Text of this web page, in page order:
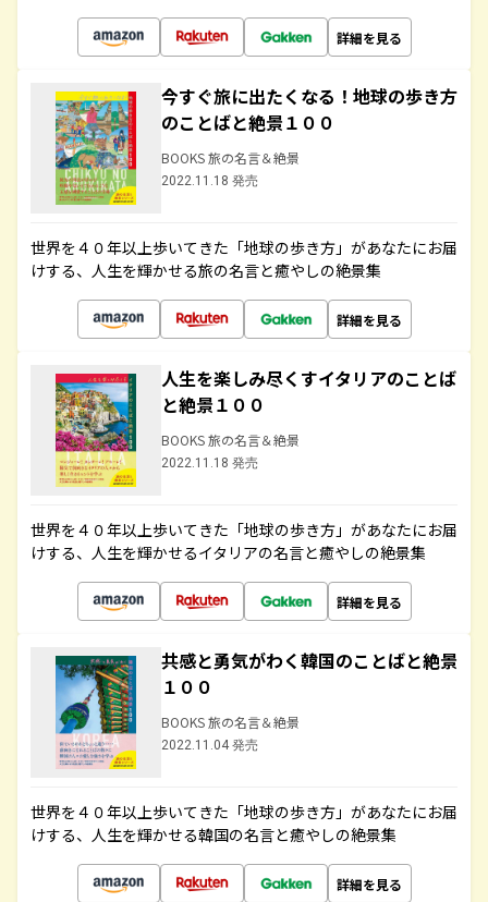
詳細を見る
今すぐ旅に出たくなる！地球の歩き方
のことばと絶景１００
BOOKS 旅の名言＆絶景
2022.11.18 発売
世界を４０年以上歩いてきた「地球の歩き方」があなたにお届
けする、人生を輝かせる旅の名言と癒やしの絶景集
詳細を見る
人生を楽しみ尽くすイタリアのことば
と絶景１００
BOOKS 旅の名言＆絶景
2022.11.18 発売
世界を４０年以上歩いてきた「地球の歩き方」があなたにお届
けする、人生を輝かせるイタリアの名言と癒やしの絶景集
詳細を見る
共感と勇気がわく韓国のことばと絶景
１００
BOOKS 旅の名言＆絶景
2022.11.04 発売
世界を４０年以上歩いてきた「地球の歩き方」があなたにお届
けする、人生を輝かせる韓国の名言と癒やしの絶景集
詳細を見る